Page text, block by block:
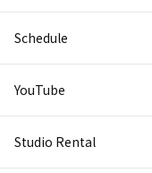
Schedule
YouTube
Studio Rental